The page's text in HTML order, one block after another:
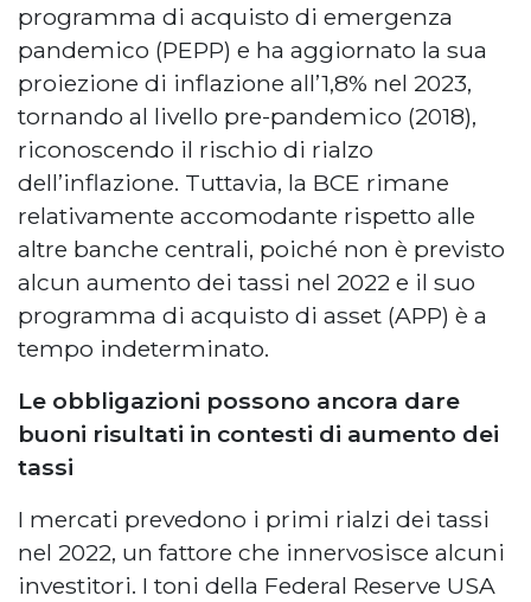
programma di acquisto di emergenza
pandemico (PEPP) e ha aggiornato la sua
proiezione di inflazione all’1,8% nel 2023,
tornando al livello pre-pandemico (2018),
riconoscendo il rischio di rialzo
dell’inflazione. Tuttavia, la BCE rimane
relativamente accomodante rispetto alle
altre banche centrali, poiché non è previsto
alcun aumento dei tassi nel 2022 e il suo
programma di acquisto di asset (APP) è a
tempo indeterminato.
Le obbligazioni possono ancora dare
buoni risultati in contesti di aumento dei
tassi
I mercati prevedono i primi rialzi dei tassi
nel 2022, un fattore che innervosisce alcuni
investitori. I toni della Federal Reserve USA